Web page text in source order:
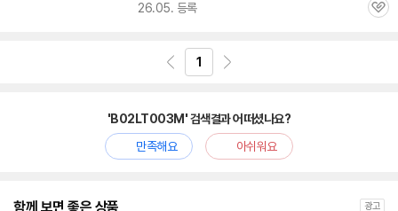
26.05. 등록
관
1
'B02LT003M' 검색결과 어떠셨나요?
만족해요
아쉬워요
함께 보면 좋은 상품 광고